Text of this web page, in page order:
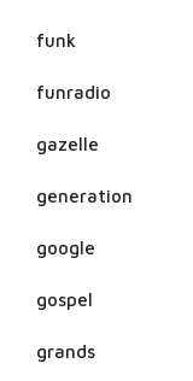
funk
funradio
gazelle
generation
google
gospel
grands